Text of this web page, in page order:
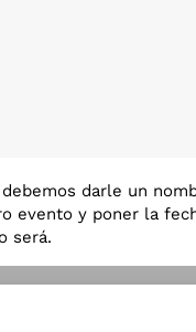
darle un
evento y poner la
será.